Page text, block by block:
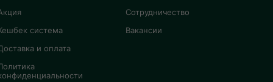
система
и оплата
Сотрудничество
Вакансии